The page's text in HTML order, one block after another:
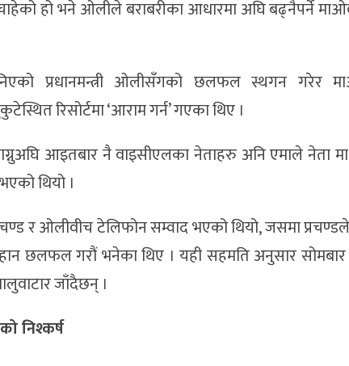
चाहेको हो भने ओलीले बराबरीका आधारमा अघि बढ्नैपर्ने
प्रधानमन्त्री ओलीसँगको छलफल स्थगन गरेर
रिसोर्टमा ‘आराम गर्न’ गएका थिए ।
आइतबार नै वाइसीएलका नेताहरु अनि एमाले नेता
थियो ।
र ओलीवीच टेलिफोन सम्वाद भएको थियो, जसमा
छलफल गरौं भनेका थिए । यही सहमति अनुसार
जाँदैछन् ।
निश्कर्ष